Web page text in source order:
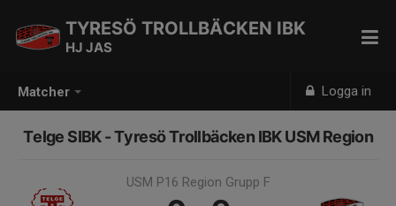
Matcher Logga in
TYRESÖ TROLLBÄCKEN IBK
HJ JAS
Telge SIBK - Tyresö Trollbäcken IBK USM Region
USM P16 Region Grupp F